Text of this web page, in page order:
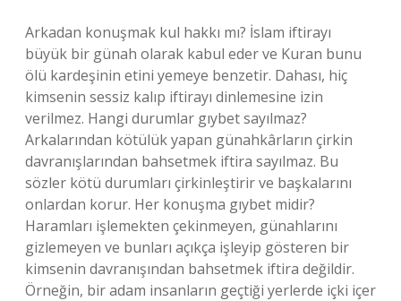
Arkadan konuşmak kul hakkı mı? İslam iftirayı
büyük bir günah olarak kabul eder ve Kuran bunu
ölü kardeşinin etini yemeye benzetir. Dahası, hiç
kimsenin sessiz kalıp iftirayı dinlemesine izin
verilmez. Hangi durumlar gıybet sayılmaz?
Arkalarından kötülük yapan günahkârların çirkin
davranışlarından bahsetmek iftira sayılmaz. Bu
sözler kötü durumları çirkinleştirir ve başkalarını
onlardan korur. Her konuşma gıybet midir?
Haramları işlemekten çekinmeyen, günahlarını
gizlemeyen ve bunları açıkça işleyip gösteren bir
kimsenin davranışından bahsetmek iftira değildir.
Örneğin, bir adam insanların geçtiği yerlerde içki içer